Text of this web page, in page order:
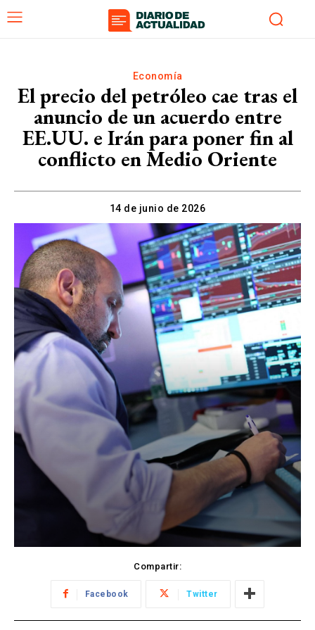
Economía
El precio del petróleo cae tras el
anuncio de un acuerdo entre
EE.UU. e Irán para poner fin al
conflicto en Medio Oriente
14 de junio de 2026
Compartir:
Facebook Twitter